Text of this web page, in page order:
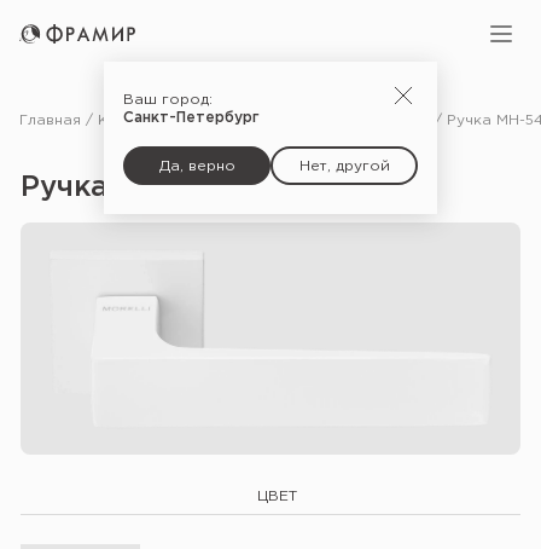
Ваш город:
Санкт-Петербург
Да, верно Нет, другой
Главная Каталог Фурнитура
Ручка MH-54 S6 — W
ЦВЕТ